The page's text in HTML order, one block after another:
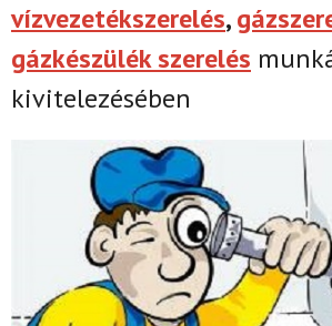
vízvezetékszerelés,
gázkészülék szerelés
kivitelezésében